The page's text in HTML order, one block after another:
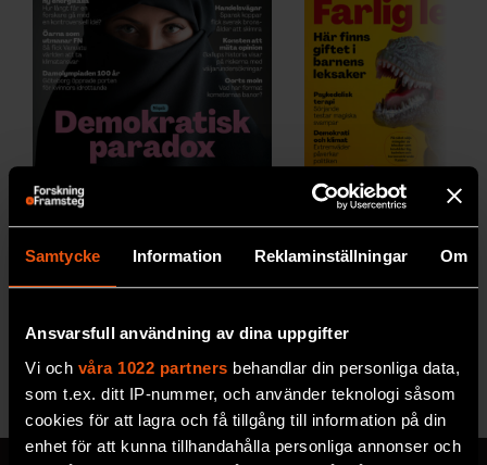
Samtycke Information Reklaminställningar Om
Ansvarsfull användning av dina uppgifter
Vi och våra 1022 partners behandlar din personliga data,
som t.ex. ditt IP-nummer, och använder teknologi såsom
cookies för att lagra och få tillgång till information på din
enhet för att kunna tillhandahålla personliga annonser och
Se alla utgåvor